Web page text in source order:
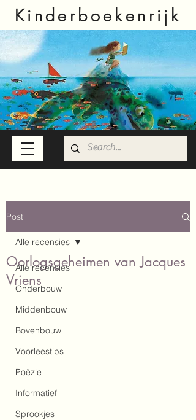
Kinderboekenrijk
Post
Alle recensies
Onderbouw
Middenbouw
Bovenbouw
Voorleestips
Poëzie
Informatief
Sprookjes
Alle recensies
Oorlogsgeheimen van Jacques
Vriens